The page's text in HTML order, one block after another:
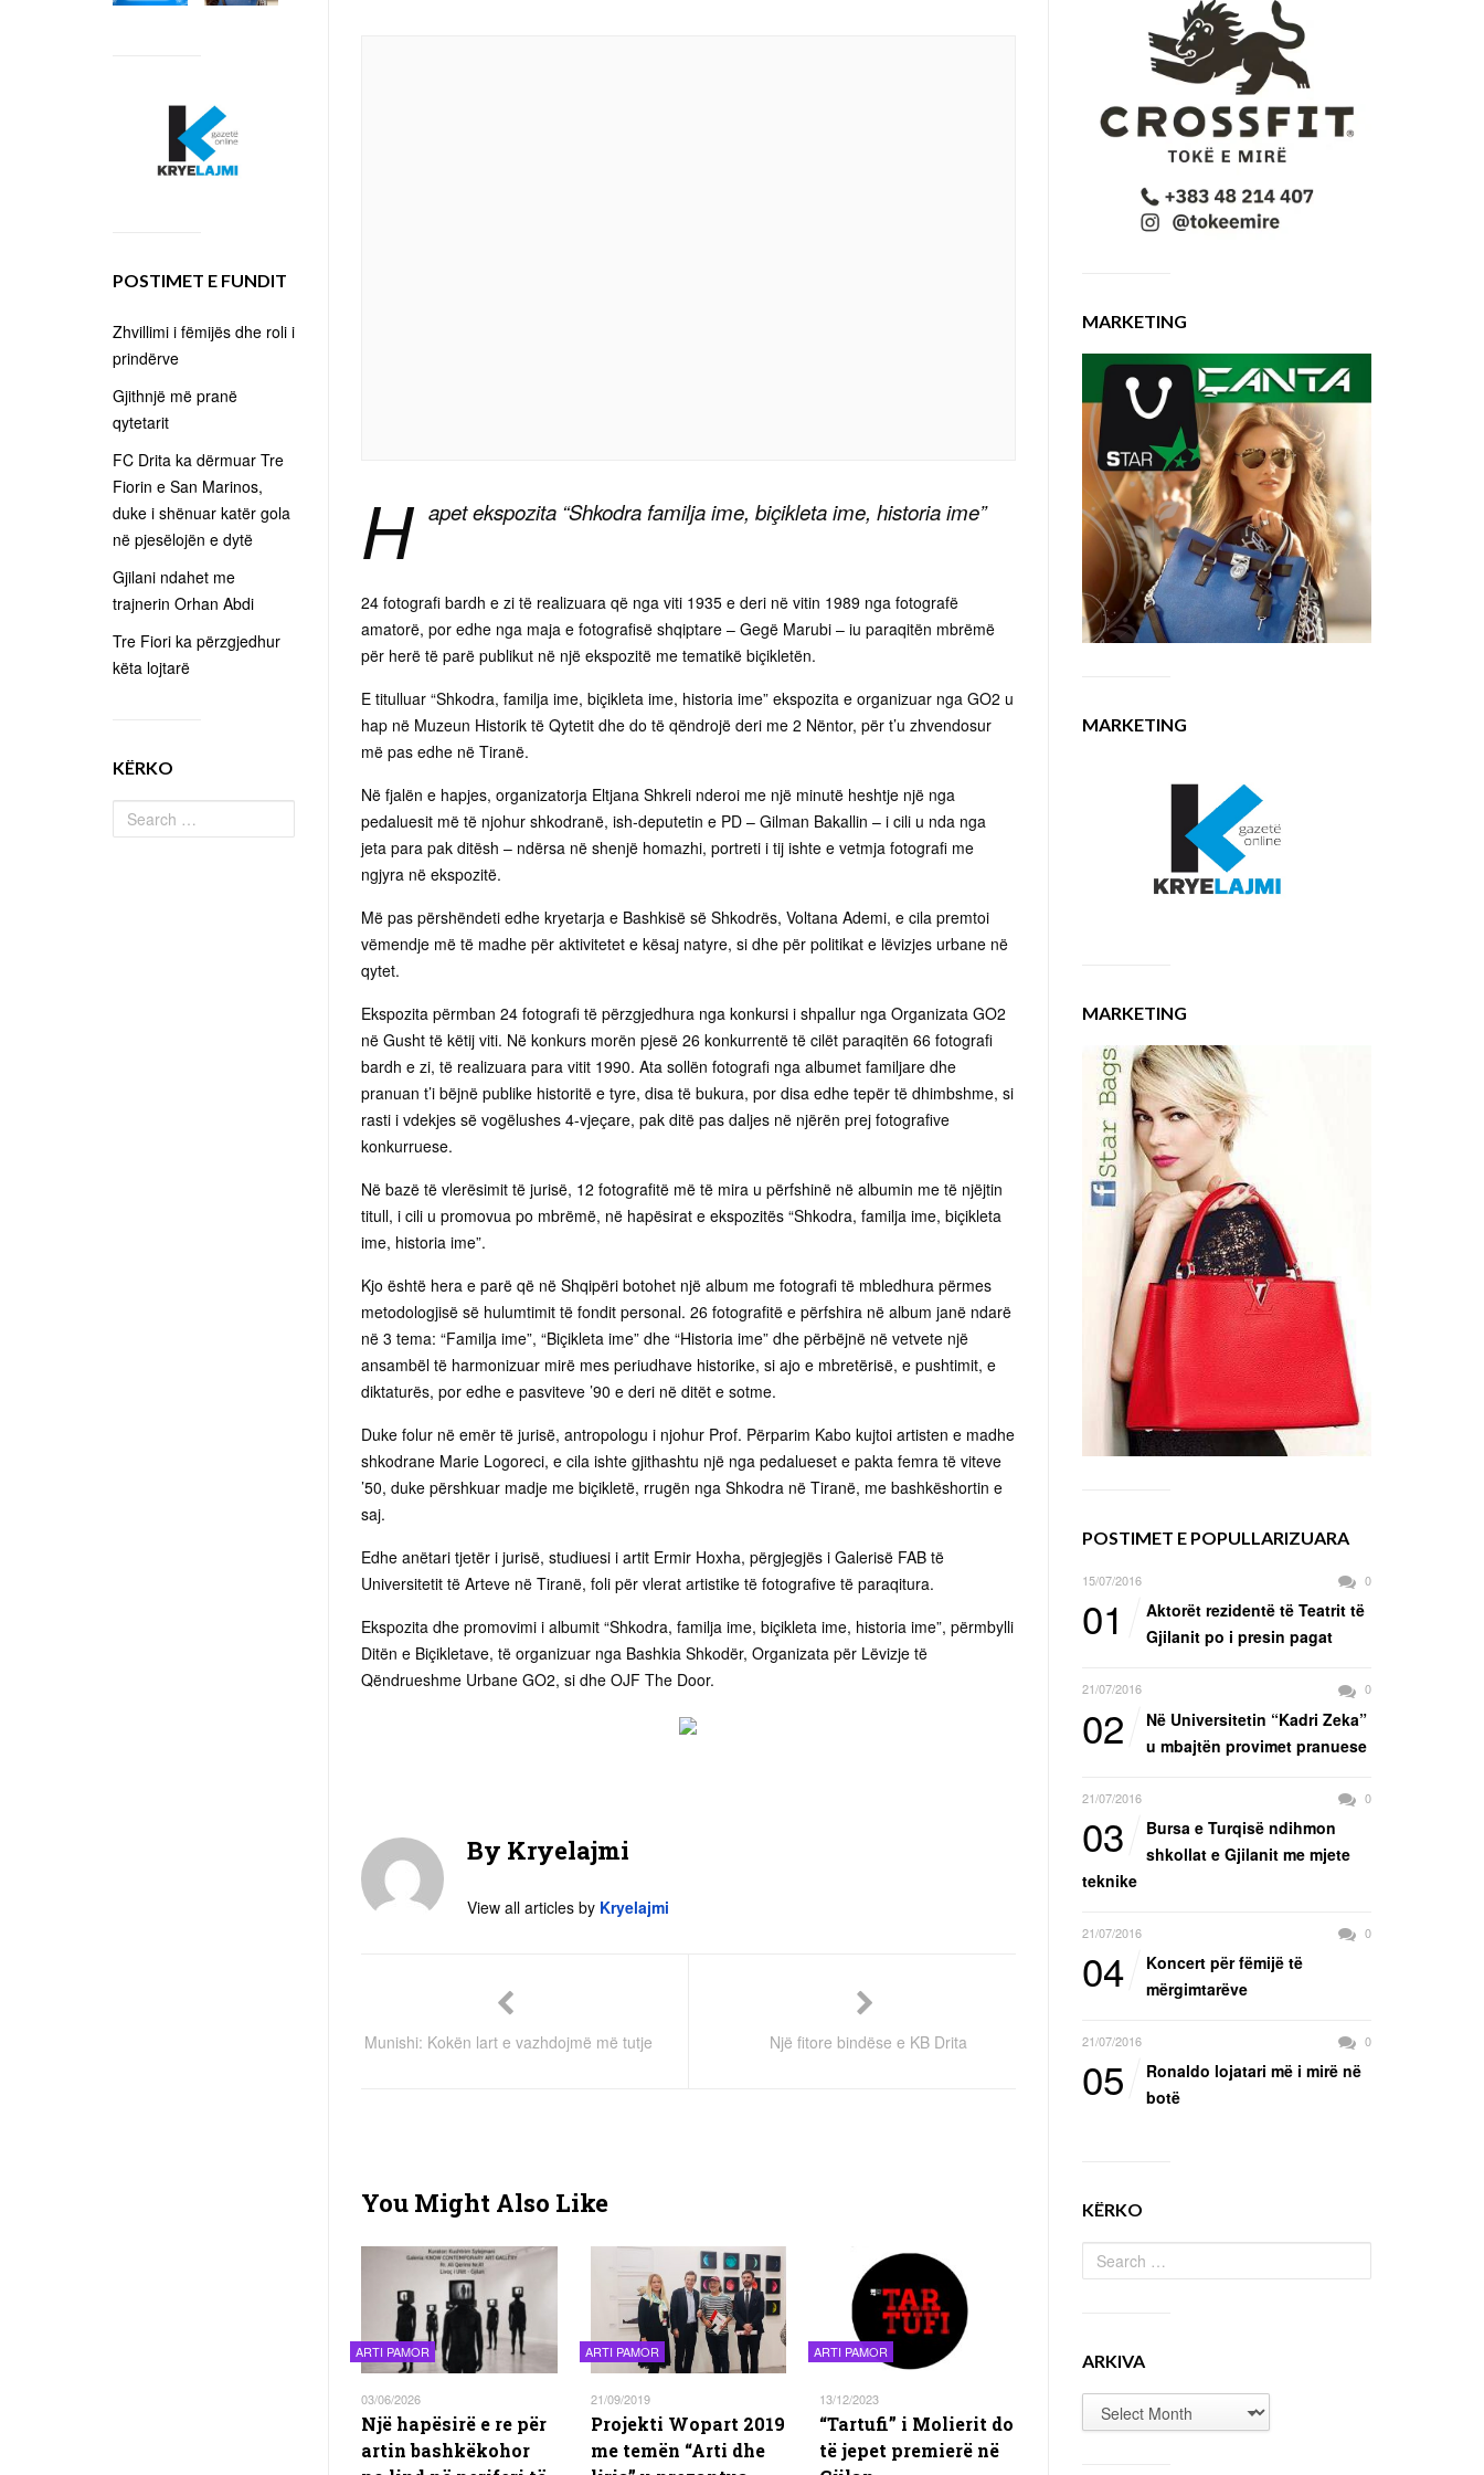
H apet ekspozita “Shkodra familja ime, biçikleta ime, historia ime”
24 fotografi bardh e zi të realizuara që nga viti 1935 e deri në vitin 1989 nga fotografë
amatorë, por edhe nga maja e fotografisë shqiptare – Gegë Marubi – iu paraqitën mbrëmë
për herë të parë publikut në një ekspozitë me tematikë biçikletën.
E titulluar “Shkodra, familja ime, biçikleta ime, historia ime” ekspozita e organizuar nga GO2 u
hap në Muzeun Historik të Qytetit dhe do të qëndrojë deri me 2 Nëntor, për t’u zhvendosur
më pas edhe në Tiranë.
Në fjalën e hapjes, organizatorja Eltjana Shkreli nderoi me një minutë heshtje një nga
pedaluesit më të njohur shkodranë, ish-deputetin e PD – Gilman Bakallin – i cili u nda nga
jeta para pak ditësh – ndërsa në shenjë homazhi, portreti i tij ishte e vetmja fotografi me
ngjyra në ekspozitë.
Më pas përshëndeti edhe kryetarja e Bashkisë së Shkodrës, Voltana Ademi, e cila premtoi
vëmendje më të madhe për aktivitetet e kësaj natyre, si dhe për politikat e lëvizjes urbane në
qytet.
Ekspozita përmban 24 fotografi të përzgjedhura nga konkursi i shpallur nga Organizata GO2
në Gusht të këtij viti. Në konkurs morën pjesë 26 konkurrentë të cilët paraqitën 66 fotografi
bardh e zi, të realizuara para vitit 1990. Ata sollën fotografi nga albumet familjare dhe
pranuan t’i bëjnë publike historitë e tyre, disa të bukura, por disa edhe tepër të dhimbshme, si
rasti i vdekjes së vogëlushes 4-vjeçare, pak ditë pas daljes në njërën prej fotografive
konkurruese.
Në bazë të vlerësimit të jurisë, 12 fotografitë më të mira u përfshinë në albumin me të njëjtin
titull, i cili u promovua po mbrëmë, në hapësirat e ekspozitës “Shkodra, familja ime, biçikleta
ime, historia ime”.
Kjo është hera e parë që në Shqipëri botohet një album me fotografi të mbledhura përmes
metodologjisë së hulumtimit të fondit personal. 26 fotografitë e përfshira në album janë ndarë
në 3 tema: “Familja ime”, “Biçikleta ime” dhe “Historia ime” dhe përbëjnë në vetvete një
ansambël të harmonizuar mirë mes periudhave historike, si ajo e mbretërisë, e pushtimit, e
diktaturës, por edhe e pasviteve ’90 e deri në ditët e sotme.
Duke folur në emër të jurisë, antropologu i njohur Prof. Përparim Kabo kujtoi artisten e madhe
shkodrane Marie Logoreci, e cila ishte gjithashtu një nga pedalueset e pakta femra të viteve
’50, duke përshkuar madje me biçikletë, rrugën nga Shkodra në Tiranë, me bashkëshortin e
saj.
Edhe anëtari tjetër i jurisë, studiuesi i artit Ermir Hoxha, përgjegjës i Galerisë FAB të
Universitetit të Arteve në Tiranë, foli për vlerat artistike të fotografive të paraqitura.
Ekspozita dhe promovimi i albumit “Shkodra, familja ime, biçikleta ime, historia ime”, përmbylli
Ditën e Biçikletave, të organizuar nga Bashkia Shkodër, Organizata për Lëvizje të
Qëndrueshme Urbane GO2, si dhe OJF The Door.
By Kryelajmi
View all articles by Kryelajmi
Munishi: Kokën lart e vazhdojmë më tutje Një fitore bindëse e KB Drita
You Might Also Like
ARTI PAMOR
03/06/2026
Një hapësirë e re për
artin bashkëkohor
ARTI PAMOR
21/09/2019
Projekti Wopart 2019
me temën “Arti dhe
ARTI PAMOR
13/12/2023
“Tartufi” i Molierit do
të jepet premierë në
MARKETING
MARKETING
MARKETING
POSTIMET E POPULLARIZUARA
15/07/2016 0
01
Aktorët rezidentë të Teatrit të
Gjilanit po i presin pagat
21/07/2016 0
02
Në Universitetin “Kadri Zeka”
u mbajtën provimet pranuese
21/07/2016 0
03
Bursa e Turqisë ndihmon
shkollat e Gjilanit me mjete
teknike
21/07/2016 0
04
Koncert për fëmijë të
mërgimtarëve
21/07/2016 0
05
Ronaldo lojatari më i mirë në
botë
KËRKO
ARKIVA
POSTIMET E FUNDIT
Zhvillimi i fëmijës dhe roli i
prindërve
Gjithnjë më pranë
qytetarit
FC Drita ka dërmuar Tre
Fiorin e San Marinos,
duke i shënuar katër gola
në pjesëlojën e dytë
Gjilani ndahet me
trajnerin Orhan Abdi
Tre Fiori ka përzgjedhur
këta lojtarë
KËRKO